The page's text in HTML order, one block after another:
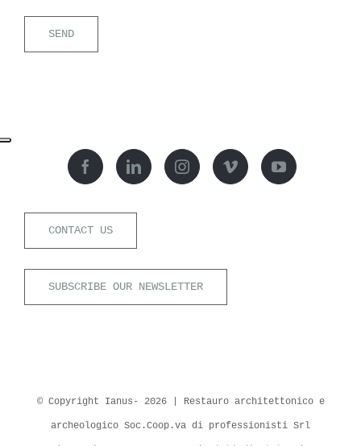
CONTACT US
SUBSCRIBE OUR NEWSLETTER
© Copyright Ianus- 2026 | Restauro architettonico e
archeologico Soc.Coop.va di professionisti Srl